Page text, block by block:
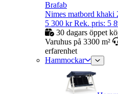
Brafab
Nimes matbord khaki
5 300 kr Rek. pris: 5
30 dagars öppet
Varuhus på 3300 m²
erfarenhet
Hammockar